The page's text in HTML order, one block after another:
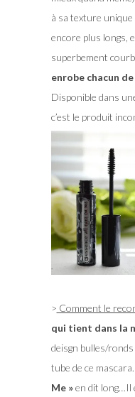
à sa texture
encore plus longs,
superbement
enrobe chacun
Disponible dans
c’est le produit
> Comment le
qui tient dans la
deisgn bulles/
tube de ce
Me »en dit long…Il